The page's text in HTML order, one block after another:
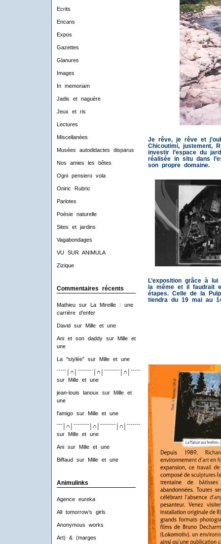
Ecrits
Encans
Expos
Gazettes
Glanures
Images
In memoriam
Jadis et naguère
Jeux et ris
Lectures
Miscellanées
Musées autodidactes disparus
Nos amies les bêtes
Ogni pensiero vola
Oniric Rubric
Parlotes
Poésie naturelle
Sites et jardins
Vagabondages
VU SUR ANIMULA
Zizique
Commentaires récents
Mathieusur
La Mireille : une
carrière d’enfer
David sur Mille et une
Ani et son daddysur
Mille et
une
La "stylée"sur Mille et une
ˉˉˉˉˉ│∩│ˉˉˉˉˉˉˉˉ│∩│ˉˉˉˉˉˉˉˉ│∩│ˉˉˉˉˉˉˉˉ│∩│ˉˉˉˉ
sur
Mille et une
jean-louis lanoux sur
Mille et
une
l'amigosur Mille et une
ˉˉˉ│∩│ˉˉˉˉˉˉˉˉ│∩│ˉˉˉˉˉˉˉˉ│∩│ˉˉˉˉˉˉˉˉ│∩│ˉˉˉ
sur
Mille et une
Anisur Mille et une
Biffaud sur Mille et une
Animulinks
Agence eureka
All tomorrow’s girls
Anonymous works
Art) & (marges
Je rêve, je rêve et
Chicoutimi, justement,
investir l’espace du
réalisée in situ dans
son propre domaine.
L’exposition grâce à
la même et il faudrait
étapes. Celle de la
tiendra du 19 mai au